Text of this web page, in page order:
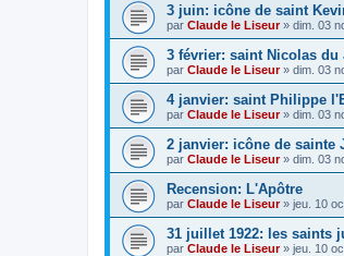
3 juin: icône de saint
par Claude le Liseur» dim. 03
3 février: saint Nicolas du
par Claude le Liseur» dim. 03
4 janvier: saint Philippe
par Claude le Liseur» dim. 03
2 janvier: icône de sainte
par Claude le Liseur» dim. 03
Recension: L'Apôtre
par Claude le Liseur» jeu. 10
31 juillet 1922: les saints
par Claude le Liseur» jeu. 10